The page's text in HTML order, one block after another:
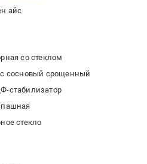
айс
со стеклом
сосновый срощенный
стабилизатор
стекло